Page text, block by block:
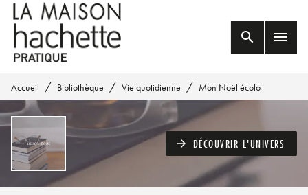
MENU RECHERCHE
PIED DE PAGE
search menu
Accueil / Bibliothèque / Vie quotidienne / Mon Noël écolo
arrow_forward DÉCOUVRIR L'UNIVERS